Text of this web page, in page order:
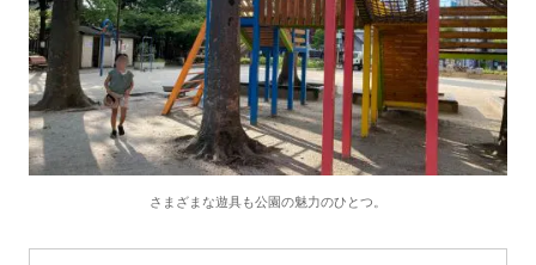
さまざまな遊具も公園の魅力のひとつ。